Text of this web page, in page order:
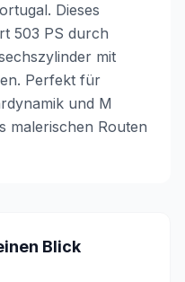
Dieses
503 PS durch
mit
Perfekt für
und M
malerischen Routen
Blick